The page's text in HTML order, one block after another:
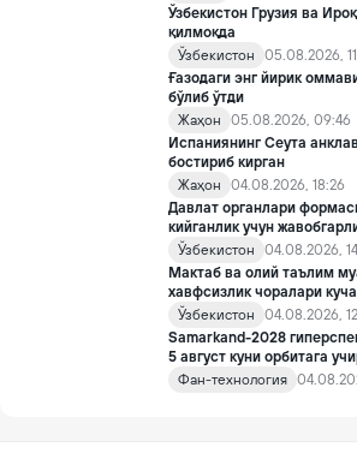
Ўзбекистон Грузия ва
қилмоқда
Ўзбекистон
05.08.2026,
Ғазодаги энг йирик
бўлиб ўтди
Жаҳон
05.08.2026, 09:46
Испаниянинг Сеута
бостириб кирган
Жаҳон
04.08.2026, 18:26
Давлат органлари
кийганлик учун
Ўзбекистон
04.08.2026,
Мактаб ва олий таълим
хавфсизлик чоралари
Ўзбекистон
04.08.2026,
Samarkand-2028
5 август куни орбитага
Фан-технология